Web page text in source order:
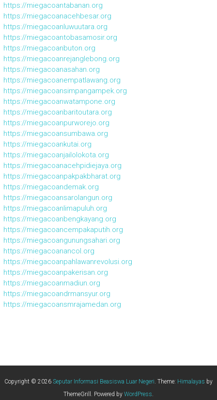
https://miegacoantabanan.org
https://miegacoanacehbesar.org
https://miegacoanluwuutara.org
https://miegacoantobasamosir.org
https://miegacoanbuton.org
https://miegacoanrejanglebong.org
https://miegacoanasahan.org
https://miegacoanempatlawang.org
https://miegacoansimpangampek.org
https://miegacoanwatampone.org
https://miegacoanbaritoutara.org
https://miegacoanpurworejo.org
https://miegacoansumbawa.org
https://miegacoankutai.org
https://miegacoanjailolokota.org
https://miegacoanacehpidiejaya.org
https://miegacoanpakpakbharat.org
https://miegacoandemak.org
https://miegacoansarolangun.org
https://miegacoanlimapuluh.org
https://miegacoanbengkayang.org
https://miegacoancempakaputih.org
https://miegacoangunungsahari.org
https://miegacoanancol.org
https://miegacoanpahlawanrevolusi.org
https://miegacoanpakerisan.org
https://miegacoanmadiun.org
https://miegacoandrmansyur.org
https://miegacoansmrajamedan.org
Copyright © 2026 Seputar Informasi Beasiswa Luar Negeri. Theme: Himalayas by
ThemeGrill. Powered by WordPress.